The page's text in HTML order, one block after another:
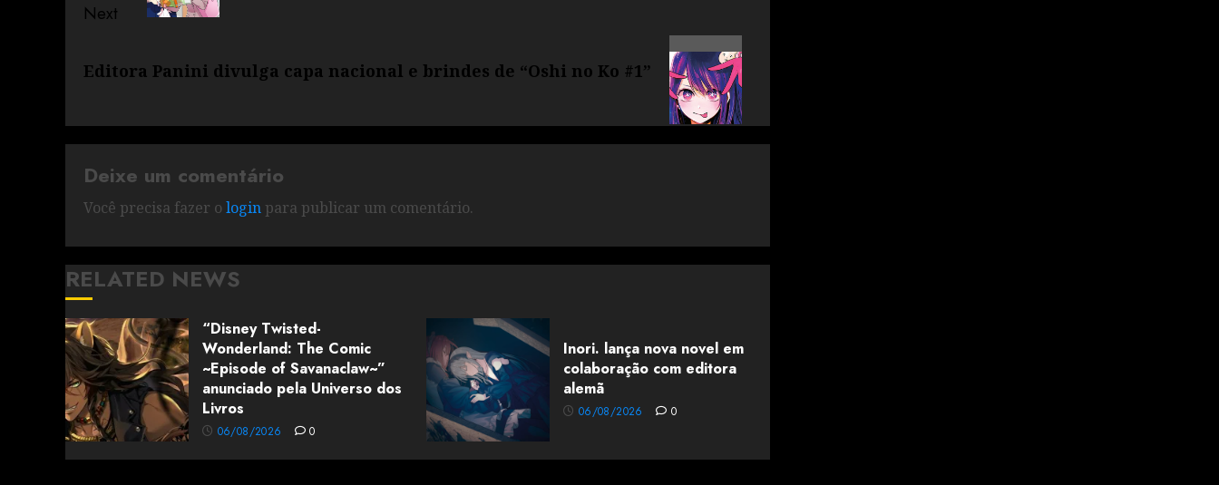
Next
Editora Panini divulga capa nacional e brindes de “Oshi no Ko #1”
Deixe um comentário
Você precisa fazer o login para publicar um comentário.
RELATED NEWS
“Disney Twisted-
Wonderland: The Comic
~Episode of Savanaclaw~”
anunciado pela Universo dos
Livros
06/08/2026 0
Inori. lança nova novel em
colaboração com editora
alemã
06/08/2026 0